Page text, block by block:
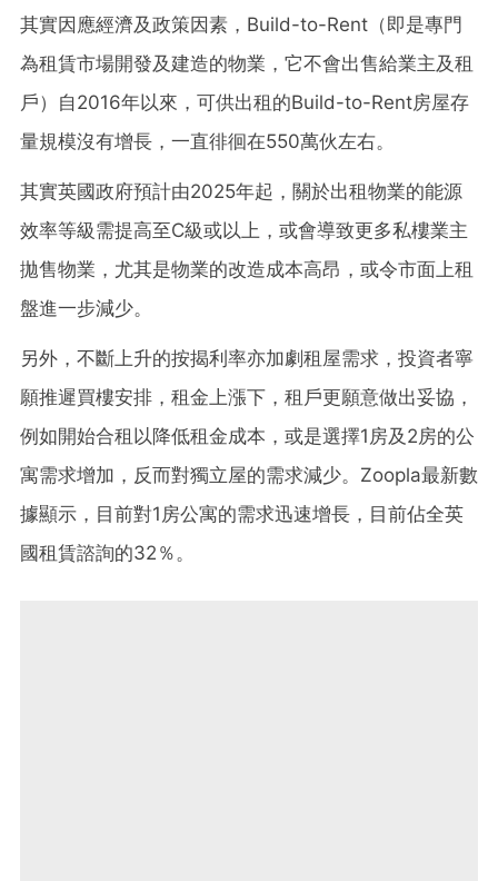
其實因應經濟及政策因素，Build-to-Rent（即是專門
為租賃市場開發及建造的物業，它不會出售給業主及租
戶）自2016年以來，可供出租的Build-to-Rent房屋存
量規模沒有增長，一直徘徊在550萬伙左右。
其實英國政府預計由2025年起，關於出租物業的能源
效率等級需提高至C級或以上，或會導致更多私樓業主
拋售物業，尤其是物業的改造成本高昂，或令市面上租
盤進一步減少。
另外，不斷上升的按揭利率亦加劇租屋需求，投資者寧
願推遲買樓安排，租金上漲下，租戶更願意做出妥協，
例如開始合租以降低租金成本，或是選擇1房及2房的公
寓需求增加，反而對獨立屋的需求減少。Zoopla最新數
據顯示，目前對1房公寓的需求迅速增長，目前佔全英
國租賃諮詢的32％。